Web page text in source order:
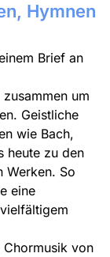
Hymnen
Brief an
um
Geistliche
wie Bach,
heute zu den
Werken. So
eine
von